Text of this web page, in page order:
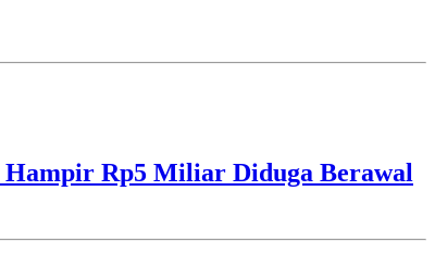
Hampir Rp5 Miliar Diduga Berawal